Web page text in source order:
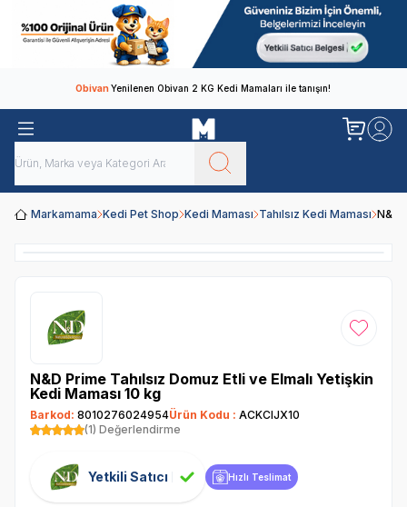
ObivanYenilenen Obivan 2 KG Kedi Mamaları ile tanışın!
Markamama Kedi Pet Shop Kedi Maması Tahılsız Kedi Maması N&D
Favoriye
N&D Prime Tahılsız Domuz Etli ve Elmalı Yetişkin
Kedi Maması 10 kg
Barkod: 8010276024954Ürün Kodu : ACKCIJX10
(1) Değerlendirme
Yetkili Satıcı Hızlı Teslimat